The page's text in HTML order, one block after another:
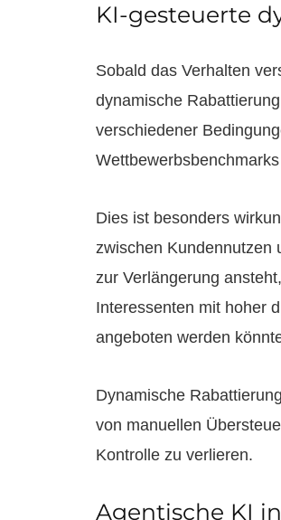
KI-gesteuerte
Sobald das Verhalten
dynamische
verschiedener
Dies ist besonders
zwischen Kundennutzen
zur Verlängerung
Interessenten mit hoher
angeboten werden
Dynamische
von manuellen
Kontrolle zu verlieren.
Agentische KI